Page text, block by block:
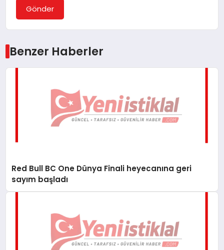
Gönder
Benzer Haberler
Red Bull BC One Dünya Finali heyecanına geri
sayım başladı